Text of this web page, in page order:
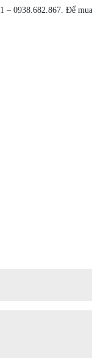
– 0938.682.867. Để